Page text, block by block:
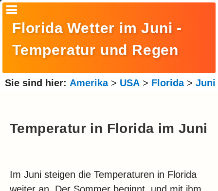
Amerika
Antarktis
Florida Wetter im Juni -
Temperatur und Regen
Sie sind hier: Amerika> USA > Florida> Juni
Temperatur in Florida im Juni
Im Juni steigen die Temperaturen in Florida